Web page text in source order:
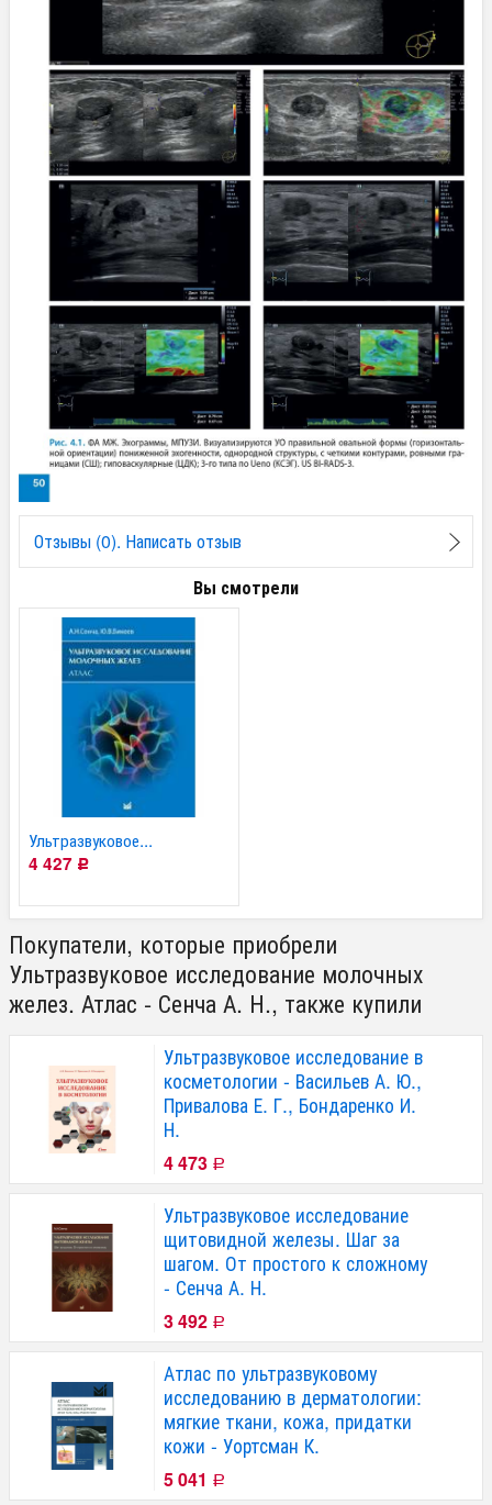
Отзывы (0). Написать отзыв
Вы смотрели
Ультразвуковое...
4 427 Р
Покупатели, которые приобрели
Ультразвуковое исследование молочных
желез. Атлас - Сенча А. Н., также купили
Ультразвуковое исследование в
косметологии - Васильев А. Ю.,
Привалова Е. Г., Бондаренко И.
Н.
4 473 Р
Ультразвуковое исследование
щитовидной железы. Шаг за
шагом. От простого к сложному
- Сенча А. Н.
3 492 Р
Атлас по ультразвуковому
исследованию в дерматологии:
мягкие ткани, кожа, придатки
кожи - Уортсман К.
5 041 Р